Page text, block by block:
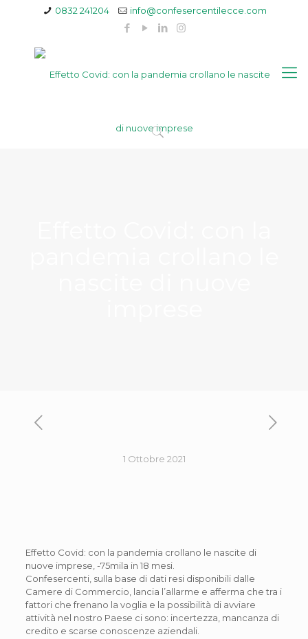
0832 241204 info@confesercentilecce.com
1 Ottobre 2021
Effetto Covid: con la pandemia crollano le nascite di
nuove imprese, -75mila in 18 mesi.
Confesercenti, sulla base di dati resi disponibili dalle
Camere di Commercio, lancia l’allarme e afferma che tra i
fattori che frenano la voglia e la possibilità di avviare
attività nel nostro Paese ci sono: incertezza, mancanza di
credito e scarse conoscenze aziendali.